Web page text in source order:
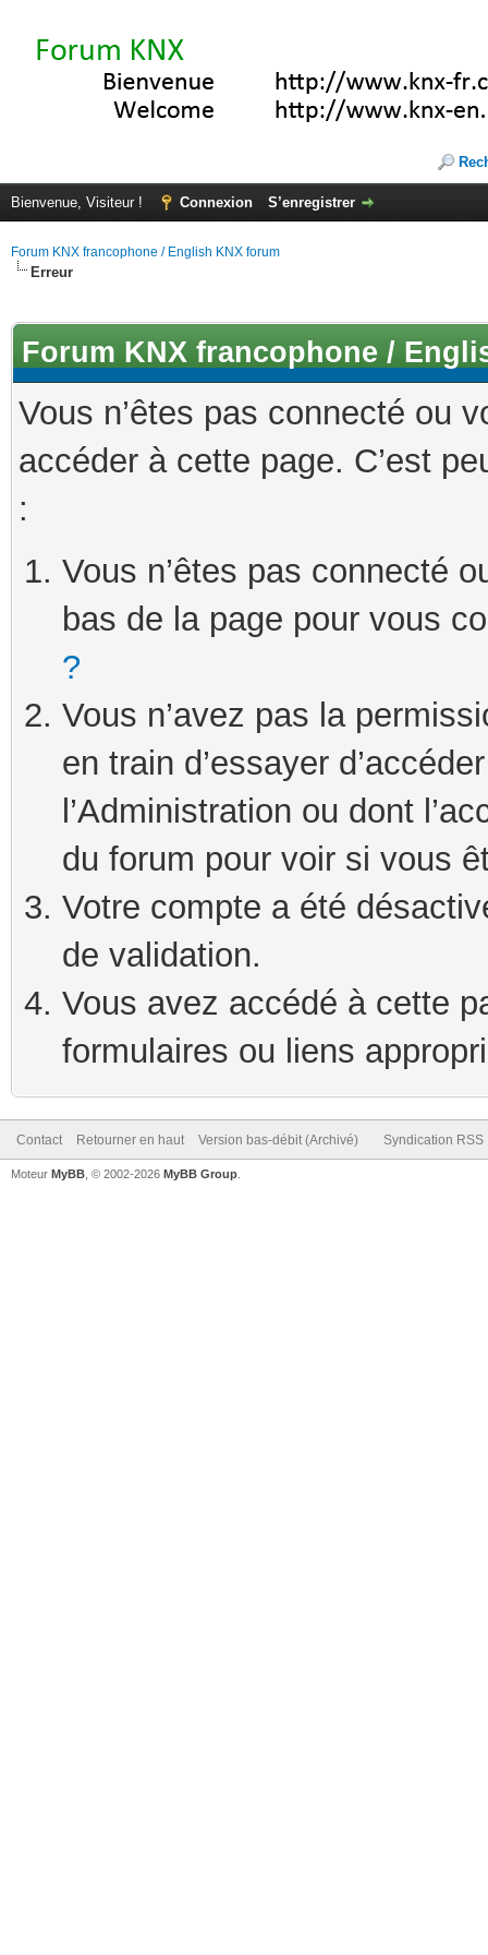
Bienvenue, Visiteur ! Connexion S’enregistrer
Forum KNX francophone / English KNX forum
Erreur
Forum KNX francophone /
Vous n’êtes pas connecté ou
accéder à cette page. C’est
:
Vous n’êtes pas connecté
bas de la page pour vous
?
Vous n’avez pas la
en train d’essayer
l’Administration ou dont
du forum pour voir si vous
Votre compte a été
de validation.
Vous avez accédé à cette
formulaires ou liens
Contact Retourner en haut Version bas-débit (Archivé) Syndication RSS
Moteur MyBB , © 2002-2026 MyBB Group